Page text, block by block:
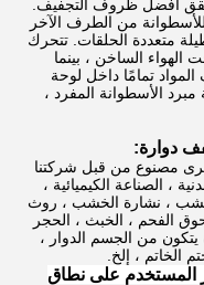
أفضل ظروف التجفيف.
من الطرف الآخر
متعددة الحلقات. تتحرك
الهواء الساخن ، بينما
المواد تمامًا داخل لوحة
الأسطوانة المفرد ،
دوارة:
مصنوع من قبل شركتنا
، الصناعة الكيميائية ،
، نشارة الخشب ، روث
الفحم ، الخبث ، الحجر
يتكون من الجسم الدوار ،
الخاتم ، إلخ.
المستخدم على نطاق